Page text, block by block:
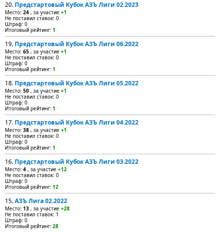
20. Предстартовый Кубок АЗЪ Лиги 02.2023
Место: 24 , за участие +1
Не поставил ставок: 0
Штраф: 0
Итоговый рейтинг: 1
19. Предстартовый Кубок АЗЪ Лиги 06.2022
Место: 65 , за участие +1
Не поставил ставок: 0
Штраф: 0
Итоговый рейтинг: 1
18. Предстартовый Кубок АЗЪ Лиги 05.2022
Место: 50 , за участие +1
Не поставил ставок: 0
Штраф: 0
Итоговый рейтинг: 1
17. Предстартовый Кубок АЗЪ Лиги 04.2022
Место: 38 , за участие +1
Не поставил ставок: 0
Штраф: 0
Итоговый рейтинг: 1
16. Предстартовый Кубок АЗЪ Лиги 03.2022
Место: 4 , за участие +12
Не поставил ставок: 0
Штраф: 0
Итоговый рейтинг: 12
15.АЗЪ Лига 02.2022
Место: 13 , за участие +28
Не поставил ставок: 1
Штраф: 0
Итоговый рейтинг: 28